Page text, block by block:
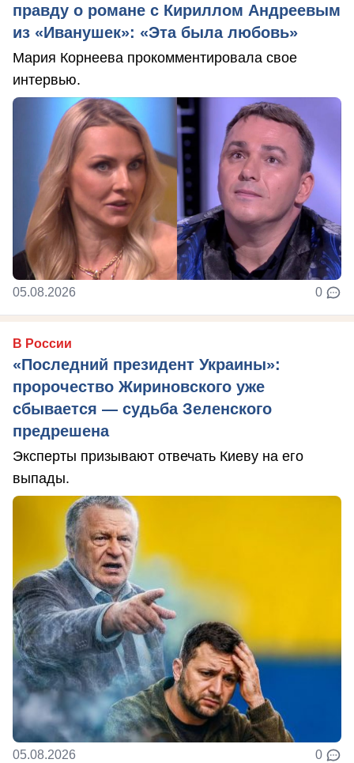
правду о романе с Кириллом Андреевым
из «Иванушек»: «Эта была любовь»
Мария Корнеева прокомментировала свое
интервью.
05.08.2026 0
В России
«Последний президент Украины»:
пророчество Жириновского уже
сбывается — судьба Зеленского
предрешена
Эксперты призывают отвечать Киеву на его
выпады.
05.08.2026 0